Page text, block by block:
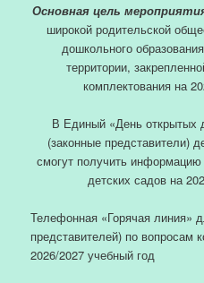
Основная цель
широкой родительской
дошкольного
территории,
комплектования на
В Единый «День
(законные представители)
смогут получить
детских садов на
Телефонная «Горячая линия»
представителей) по
2026/2027 учебный год